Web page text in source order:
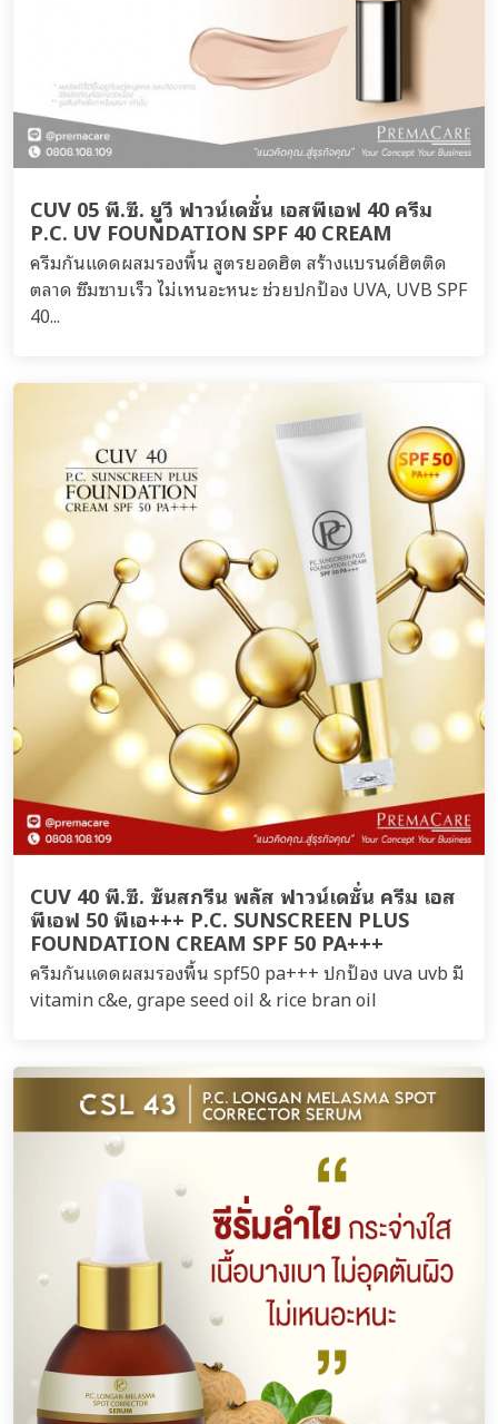
CUV 05 พี.ซี. ยูวี ฟาวน์เดชั่น เอสพีเอฟ 40 ครีม
P.C. UV FOUNDATION SPF 40 CREAM
ครีมกันแดดผสมรองพื้น สูตรยอดฮิต สร้างแบรนด์ฮิตติด
ตลาด ซึมซาบเร็ว ไม่เหนอะหนะ ช่วยปกป้อง UVA, UVB SPF
40...
CUV 40 พี.ซี. ซันสกรีน พลัส ฟาวน์เดชั่น ครีม เอส
พีเอฟ 50 พีเอ+++ P.C. SUNSCREEN PLUS
FOUNDATION CREAM SPF 50 PA+++
ครีมกันแดดผสมรองพื้น spf50 pa+++ ปกป้อง uva uvb มี
vitamin c&e, grape seed oil & rice bran oil